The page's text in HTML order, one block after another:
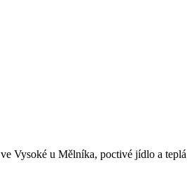
ve Vysoké u Mělníka, poctivé jídlo a teplá